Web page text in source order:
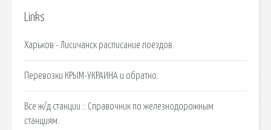
Links
Харьков - Лисичанск расписание поездов.
Перевозки КРЫМ-УКРАИНА и обратно.
Все ж/д станции :: Справочник по железнодорожным
станциям.